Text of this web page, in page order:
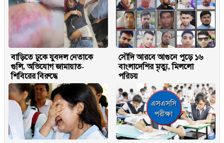
বাড়িতে ঢুকে যুবদল নেতাকে
গুলি, অভিযোগ জামায়াত-
শিবিরের বিরুদ্ধে
সৌদি আরবে আগুনে পুড়ে ১৬
বাংলাদেশির মৃত্যু, মিললো
পরিচয়